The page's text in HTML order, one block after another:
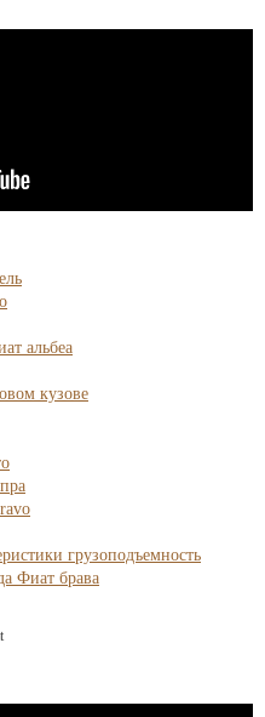
альбеа
кузове
грузоподъемность
Фиат брава